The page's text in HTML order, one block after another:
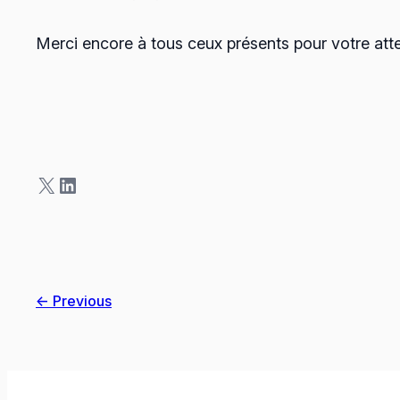
Merci encore à tous ceux présents pour votre
X LinkedIn
← Previous